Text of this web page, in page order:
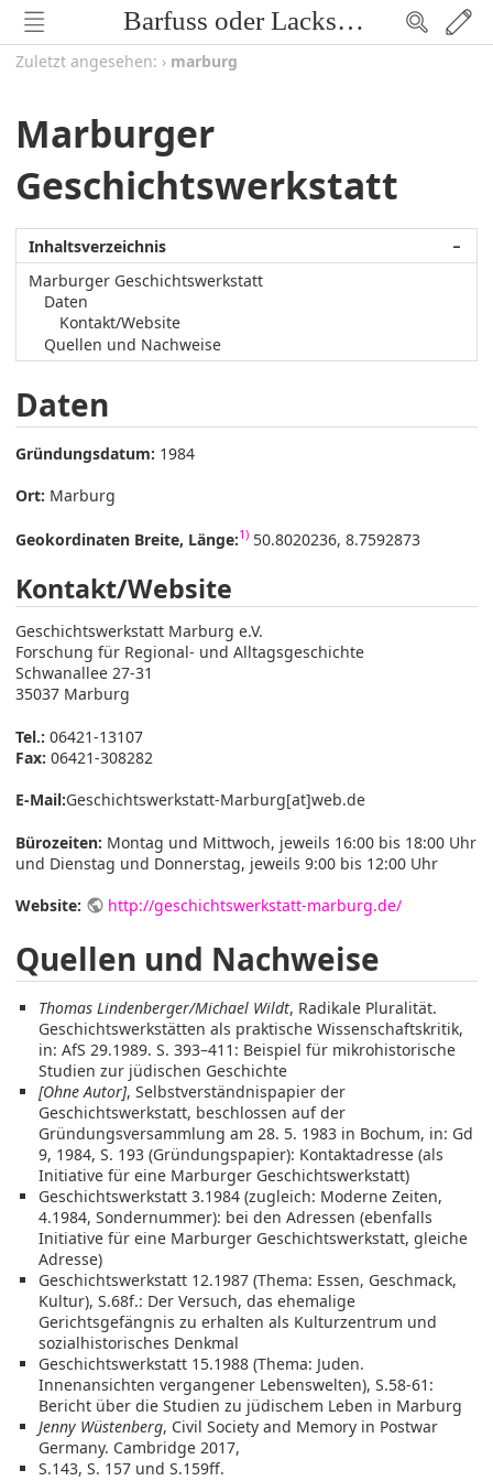
Barfuss oder Lackschuh
Zuletzt angesehen: › marburg
Marburger
Geschichtswerkstatt
−
Inhaltsverzeichnis
Marburger Geschichtswerkstatt
Daten
Kontakt/Website
Quellen und Nachweise
Daten
Gründungsdatum: 1984
Ort: Marburg
Geokordinaten Breite, Länge:1) 50.8020236, 8.7592873
Kontakt/Website
Geschichtswerkstatt Marburg e.V.
Forschung für Regional- und Alltagsgeschichte
Schwanallee 27-31
35037 Marburg
Tel.: 06421-13107
Fax: 06421-308282
E-Mail:Geschichtswerkstatt-Marburg[at]web.de
Bürozeiten: Montag und Mittwoch, jeweils 16:00 bis 18:00 Uhr
und Dienstag und Donnerstag, jeweils 9:00 bis 12:00 Uhr
Website: http://geschichtswerkstatt-marburg.de/
Quellen und Nachweise
Thomas Lindenberger/Michael Wildt, Radikale Pluralität.
Geschichtswerkstätten als praktische Wissenschaftskritik,
in: AfS 29.1989. S. 393–411: Beispiel für mikrohistorische
Studien zur jüdischen Geschichte
[Ohne Autor], Selbstverständnispapier der
Geschichtswerkstatt, beschlossen auf der
Gründungsversammlung am 28. 5. 1983 in Bochum, in: Gd
9, 1984, S. 193 (Gründungspapier): Kontaktadresse (als
Initiative für eine Marburger Geschichtswerkstatt)
Geschichtswerkstatt 3.1984 (zugleich: Moderne Zeiten,
4.1984, Sondernummer): bei den Adressen (ebenfalls
Initiative für eine Marburger Geschichtswerkstatt, gleiche
Adresse)
Geschichtswerkstatt 12.1987 (Thema: Essen, Geschmack,
Kultur), S.68f.: Der Versuch, das ehemalige
Gerichtsgefängnis zu erhalten als Kulturzentrum und
sozialhistorisches Denkmal
Geschichtswerkstatt 15.1988 (Thema: Juden.
Innenansichten vergangener Lebenswelten), S.58-61:
Bericht über die Studien zu jüdischem Leben in Marburg
Jenny Wüstenberg, Civil Society and Memory in Postwar
Germany. Cambridge 2017,
S.143, S. 157 und S.159ff.